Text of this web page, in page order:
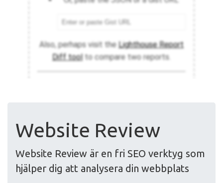
Website Review
Website Review är en fri SEO verktyg som
hjälper dig att analysera din webbplats